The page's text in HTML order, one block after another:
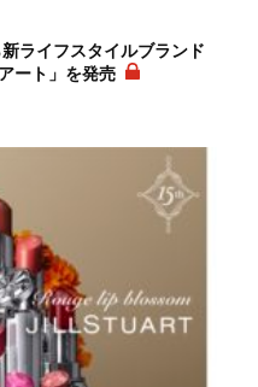
ライフスタイルブランド
ート」を発売